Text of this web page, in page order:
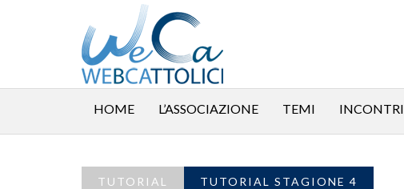
HOME L’ASSOCIAZIONE TEMI INCONTRI
TUTORIAL TUTORIAL STAGIONE 4